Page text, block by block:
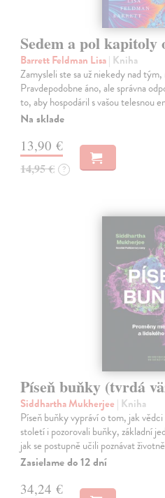
Sedem a pol kapitoly
Barrett Feldman Lisa| Kniha
Zamysleli ste sa už niekedy nad
Pravdepodobne áno, ale správna
to, aby hospodáril s vašou telesnou
Na sklade
13,90 €
14,95 € ?
Píseň buňky (tvrdá
Siddhartha Mukherjee | Kniha
Píseň buňky vypráví o tom, jak
století i pozorovali buňky, základní
jak se postupně učili poznávat
Zasielame do 12 dní
34,24 €